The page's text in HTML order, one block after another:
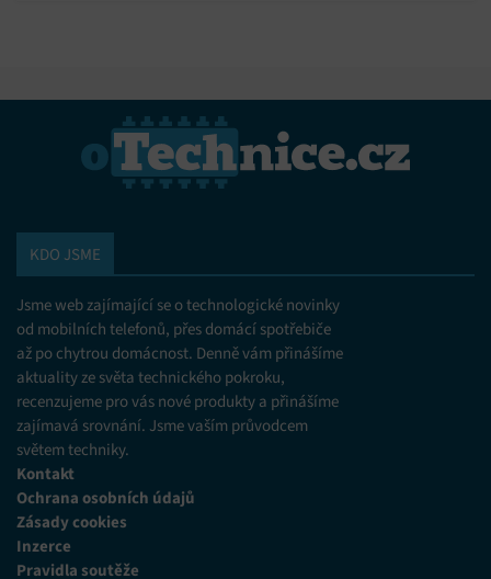
KDO JSME
Jsme web zajímající se o technologické novinky
od mobilních telefonů, přes domácí spotřebiče
až po chytrou domácnost. Denně vám přinášíme
aktuality ze světa technického pokroku,
recenzujeme pro vás nové produkty a přinášíme
zajímavá srovnání. Jsme vaším průvodcem
světem techniky.
Kontakt
Ochrana osobních údajů
Zásady cookies
Inzerce
Pravidla soutěže